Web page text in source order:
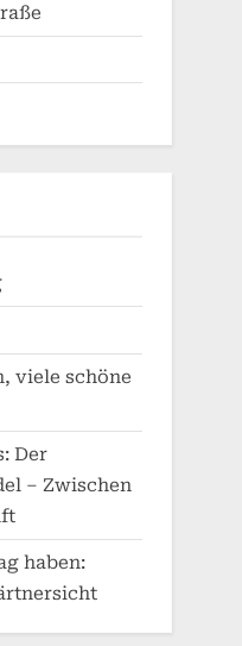
viele schöne
Der
– Zwischen
haben: